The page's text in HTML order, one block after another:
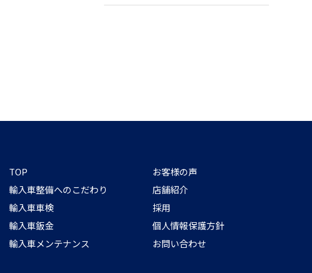
TOP
輸入車整備へのこだわり
輸入車車検
輸入車鈑金
輸入車メンテナンス
お客様の声
店舗紹介
採用
個人情報保護方針
お問い合わせ